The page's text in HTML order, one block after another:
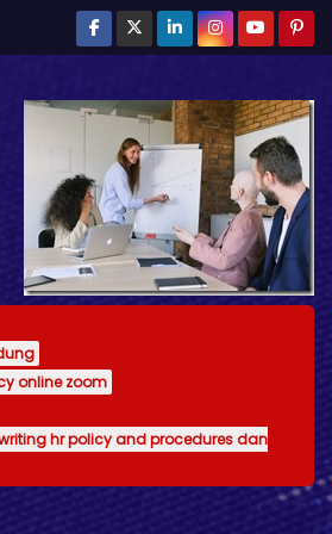
online zoom
hr policy and procedures dan